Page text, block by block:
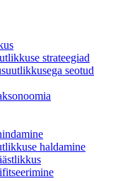
strateegiad
seotud
haldamine